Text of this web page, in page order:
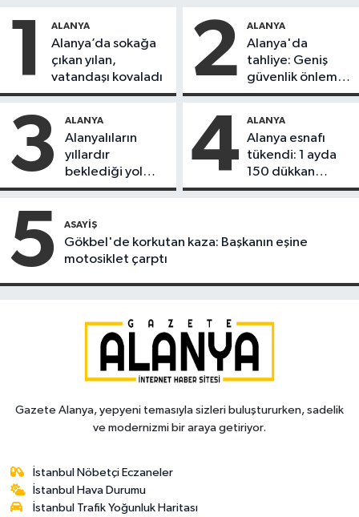
1 ALANYA
Alanya’da sokağa
çıkan yılan,
vatandaşı kovaladı
2 ALANYA
Alanya'da
tahliye: Geniş
güvenlik önlemi
alındı
3 ALANYA
Alanyalıların
yıllardır
beklediği yol
askıdan döndü
4 ALANYA
Alanya esnafı
tükendi: 1 ayda
150 dükkan
kapandı
5 ASAYIŞ
Gökbel'de korkutan kaza: Başkanın eşine
motosiklet çarptı
Gazete Alanya, yepyeni temasıyla sizleri buluştururken, sadelik
ve modernizmi bir araya getiriyor.
İstanbul Nöbetçi Eczaneler
İstanbul Hava Durumu
İstanbul Trafik Yoğunluk Haritası